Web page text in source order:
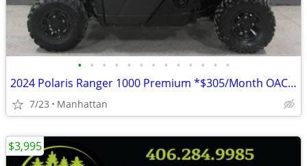
• • • • • • • • • • • • •
2024 Polaris Ranger 1000 Premium *$305/Month OAC* *Street Legal*
7/23 Manhattan
$3,995